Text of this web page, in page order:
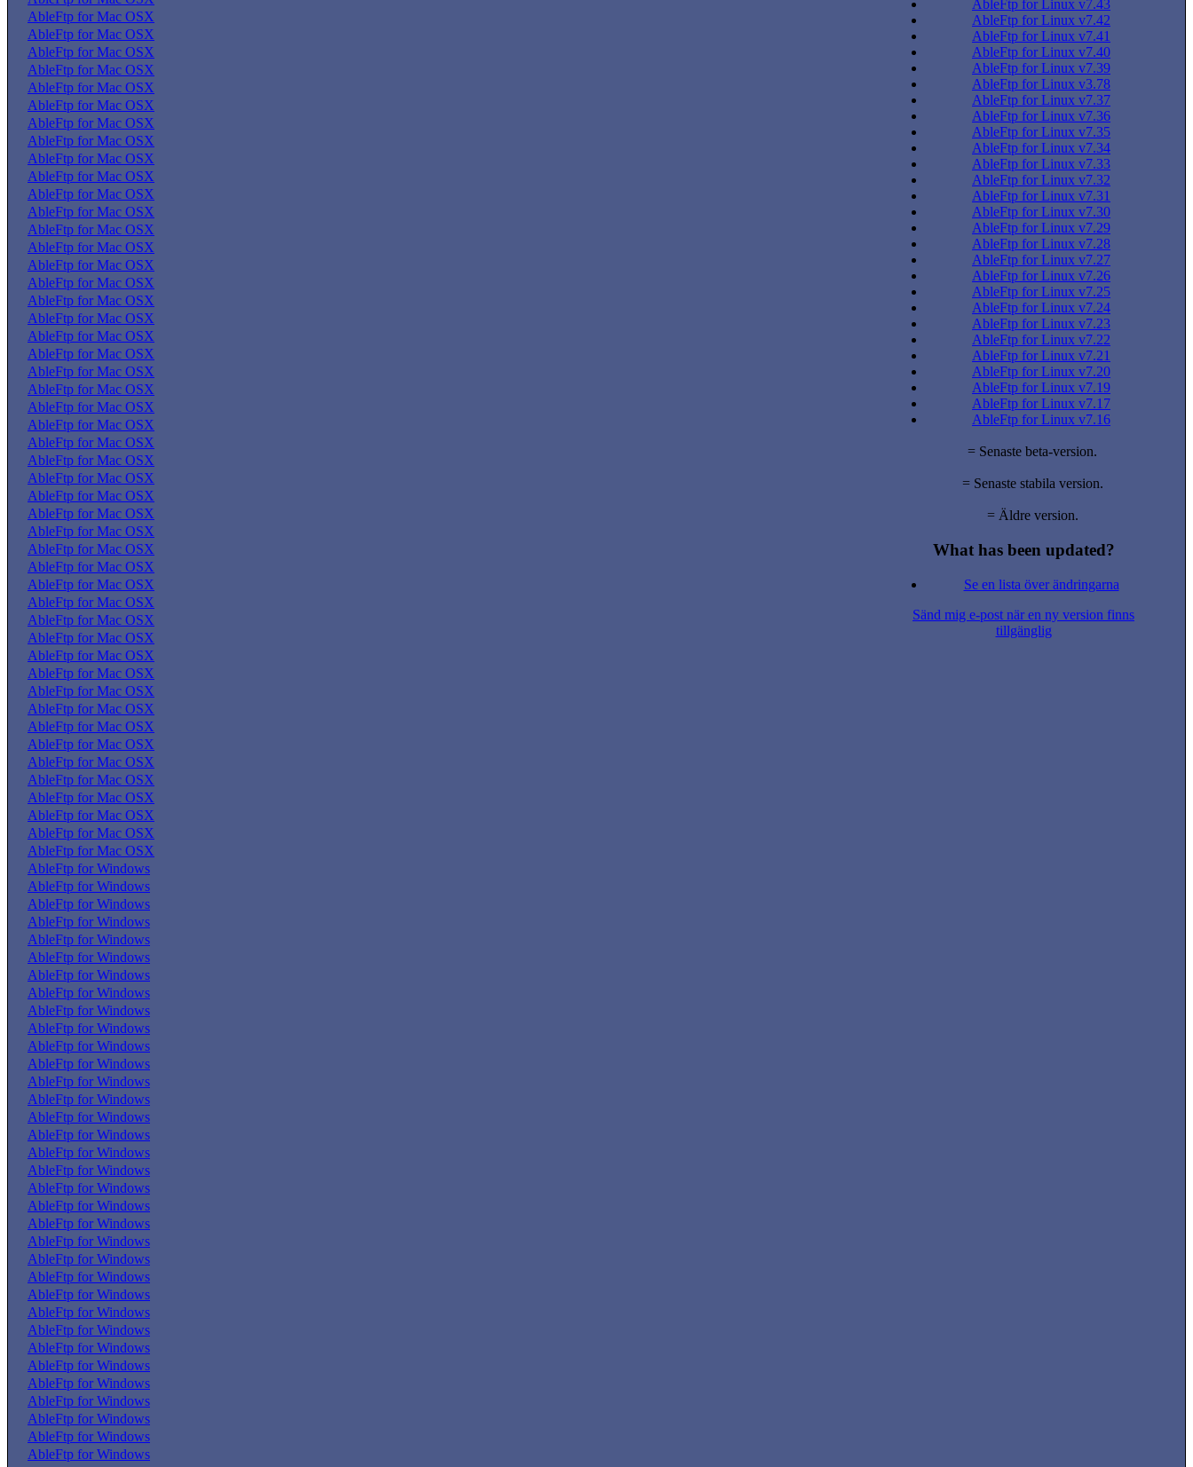
AbleFtp for Mac OSX
AbleFtp for Mac OSX
AbleFtp for Mac OSX
AbleFtp for Mac OSX
AbleFtp for Mac OSX
AbleFtp for Mac OSX
AbleFtp for Mac OSX
AbleFtp for Mac OSX
AbleFtp for Mac OSX
AbleFtp for Mac OSX
AbleFtp for Mac OSX
AbleFtp for Mac OSX
AbleFtp for Mac OSX
AbleFtp for Mac OSX
AbleFtp for Mac OSX
AbleFtp for Mac OSX
AbleFtp for Mac OSX
AbleFtp for Mac OSX
AbleFtp for Mac OSX
AbleFtp for Mac OSX
AbleFtp for Mac OSX
AbleFtp for Mac OSX
AbleFtp for Mac OSX
AbleFtp for Mac OSX
AbleFtp for Mac OSX
AbleFtp for Mac OSX
AbleFtp for Mac OSX
AbleFtp for Mac OSX
AbleFtp for Mac OSX
AbleFtp for Mac OSX
AbleFtp for Mac OSX
AbleFtp for Mac OSX
AbleFtp for Mac OSX
AbleFtp for Mac OSX
AbleFtp for Mac OSX
AbleFtp for Mac OSX
AbleFtp for Mac OSX
AbleFtp for Mac OSX
AbleFtp for Mac OSX
AbleFtp for Mac OSX
AbleFtp for Mac OSX
AbleFtp for Mac OSX
AbleFtp for Mac OSX
AbleFtp for Mac OSX
AbleFtp for Mac OSX
AbleFtp for Mac OSX
AbleFtp for Mac OSX
AbleFtp for Mac OSX
AbleFtp for Windows
AbleFtp for Windows
AbleFtp for Windows
AbleFtp for Windows
AbleFtp for Windows
AbleFtp for Windows
AbleFtp for Windows
AbleFtp for Windows
AbleFtp for Windows
AbleFtp for Windows
AbleFtp for Windows
AbleFtp for Windows
AbleFtp for Windows
AbleFtp for Windows
AbleFtp for Windows
AbleFtp for Windows
AbleFtp for Windows
AbleFtp for Windows
AbleFtp for Windows
AbleFtp for Windows
AbleFtp for Windows
AbleFtp for Windows
AbleFtp for Windows
AbleFtp for Windows
AbleFtp for Windows
AbleFtp for Windows
AbleFtp for Windows
AbleFtp for Windows
AbleFtp for Windows
AbleFtp for Windows
AbleFtp for Windows
AbleFtp for Windows
AbleFtp for Windows
AbleFtp for Windows
AbleFtp for Linux v7.43
AbleFtp for Linux v7.42
AbleFtp for Linux v7.41
AbleFtp for Linux v7.40
AbleFtp for Linux v7.39
AbleFtp for Linux v3.78
AbleFtp for Linux v7.37
AbleFtp for Linux v7.36
AbleFtp for Linux v7.35
AbleFtp for Linux v7.34
AbleFtp for Linux v7.33
AbleFtp for Linux v7.32
AbleFtp for Linux v7.31
AbleFtp for Linux v7.30
AbleFtp for Linux v7.29
AbleFtp for Linux v7.28
AbleFtp for Linux v7.27
AbleFtp for Linux v7.26
AbleFtp for Linux v7.25
AbleFtp for Linux v7.24
AbleFtp for Linux v7.23
AbleFtp for Linux v7.22
AbleFtp for Linux v7.21
AbleFtp for Linux v7.20
AbleFtp for Linux v7.19
AbleFtp for Linux v7.17
AbleFtp for Linux v7.16
= Senaste beta-version.
= Senaste stabila version.
= Äldre version.
What has been updated?
Se en lista över ändringarna
Sänd mig e-post när en ny version finns
tillgänglig